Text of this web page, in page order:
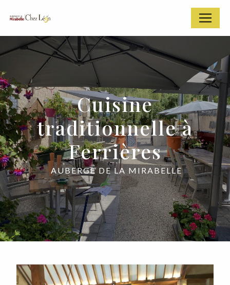
Cuisine
traditionnelle à
Ferrières
AUBERGE DE LA MIRABELLE